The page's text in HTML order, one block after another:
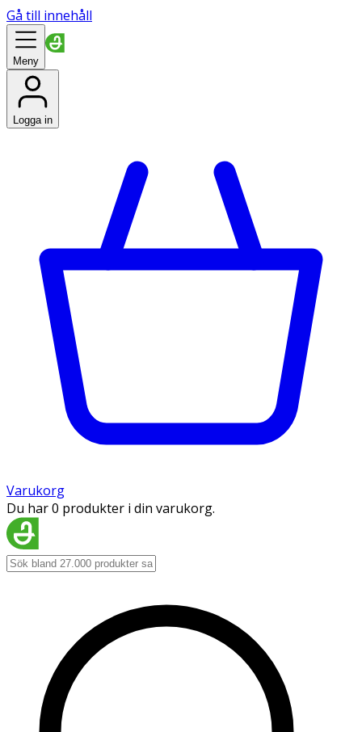
Gå till innehåll
Meny
Logga in
Varukorg
Du har 0 produkter i din varukorg.